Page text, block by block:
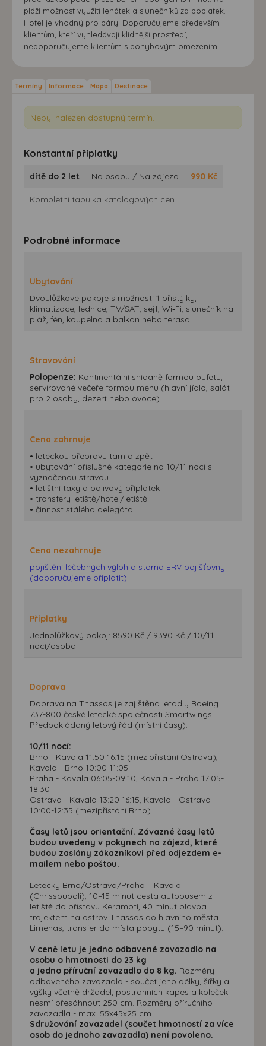
pláži možnost využití lehátek a slunečníků za poplatek.
Hotel je vhodný pro páry. Doporučujeme především
klientům, kteří vyhledávají klidnější prostředí,
nedoporučujeme klientům s pohybovým omezením.
Termíny Informace Mapa Destinace
Nebyl nalezen dostupný termín.
Konstantní příplatky
dítě do 2 let Na osobu / Na zájezd 990 Kč
Kompletní tabulka katalogových cen
Podrobné informace
Ubytování
Dvoulůžkové pokoje s možností 1 přistýlky,
klimatizace, lednice, TV/SAT, sejf, Wi‑Fi, slunečník na
pláž, fén, koupelna a balkon nebo terasa.
Stravování
Polopenze: Kontinentální snídaně formou bufetu,
servírované večeře formou menu (hlavní jídlo, salát
pro 2 osoby, dezert nebo ovoce).
Cena zahrnuje
• leteckou přepravu tam a zpět
• ubytování příslušné kategorie na 10/11 nocí s
vyznačenou stravou
• letištní taxy a palivový příplatek
• transfery letiště/hotel/letiště
• činnost stálého delegáta
Cena nezahrnuje
pojištění léčebných výloh a storna ERV pojišťovny
(doporučujeme připlatit)
Příplatky
Jednolůžkový pokoj: 8590 Kč / 9390 Kč / 10/11
nocí/osoba
Doprava
Doprava na Thassos je zajištěna letadly Boeing
737-800 české letecké společnosti Smartwings.
Předpokládaný letový řád (místní časy):
10/11 nocí:
Brno - Kavala 11:50-16:15 (mezipřistání Ostrava),
Kavala - Brno 10:00-11:05
Praha - Kavala 06:05-09:10, Kavala - Praha 17:05-
18:30
Ostrava - Kavala 13:20-16:15, Kavala - Ostrava
10:00-12:35 (mezipřistání Brno)
Časy letů jsou orientační. Závazné časy letů
budou uvedeny v pokynech na zájezd, které
budou zaslány zákazníkovi před odjezdem e-
mailem nebo poštou.
Letecky Brno/Ostrava/Praha – Kavala
(Chrissoupoli), 10–15 minut cesta autobusem z
letiště do přístavu Keramoti, 40 minut plavba
trajektem na ostrov Thassos do hlavního města
Limenas, transfer do místa pobytu (15–90 minut).
V ceně letu je jedno odbavené zavazadlo na
osobu o hmotnosti do 23 kg
a jedno příruční zavazadlo do 8 kg. Rozměry
odbaveného zavazadla - součet jeho délky, šířky a
výšky včetně držadel, postranních kapes a koleček
nesmí přesáhnout 250 cm. Rozměry příručního
zavazadla - max. 55x45x25 cm.
Sdružování zavazadel (součet hmotností za více
osob do jednoho zavazadla) není povoleno.